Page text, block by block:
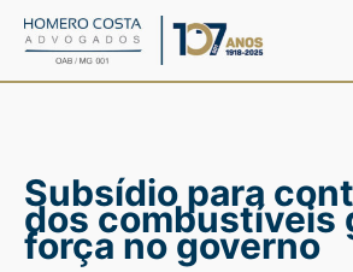
para
Subsídio para
dos combustíveis
força no governo